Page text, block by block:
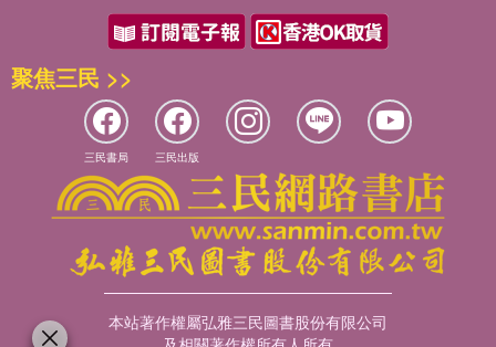
聚焦三民 >>
三民書局 三民出版
本站著作權屬弘雅三民圖書股份有限公司